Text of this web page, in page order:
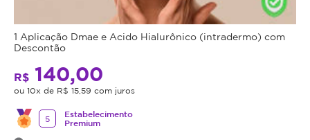
1 Aplicação Dmae e Acido Hialurônico (intradermo) com
Descontão
R$ 140,00
ou 10x de R$ 15,59 com juros
5
Estabelecimento
Premium